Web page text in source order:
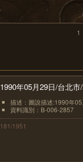
1
1990年05月29日/台北
描述：圖說描述:1990年
資料識別：B-006-2857
181/1951